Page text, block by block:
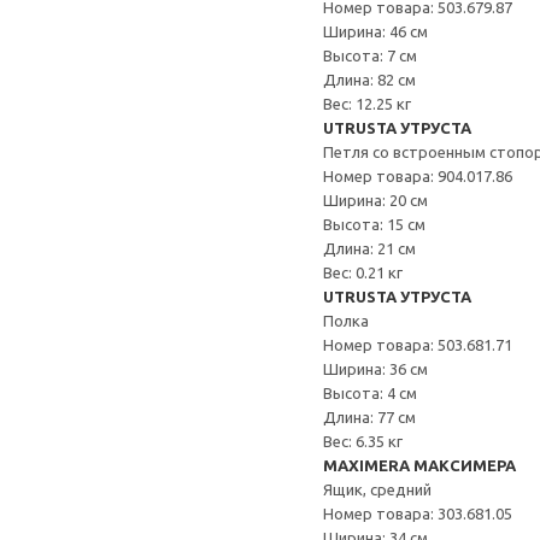
Номер товара: 503.679.87
Ширина: 46 см
Высота: 7 см
Длина: 82 см
Вес: 12.25 кг
UTRUSTA УТРУСТА
Петля со встроенным
Номер товара: 904.017.86
Ширина: 20 см
Высота: 15 см
Длина: 21 см
Вес: 0.21 кг
UTRUSTA УТРУСТА
Полка
Номер товара: 503.681.71
Ширина: 36 см
Высота: 4 см
Длина: 77 см
Вес: 6.35 кг
MAXIMERA МАКСИМЕРА
Ящик, средний
Номер товара: 303.681.05